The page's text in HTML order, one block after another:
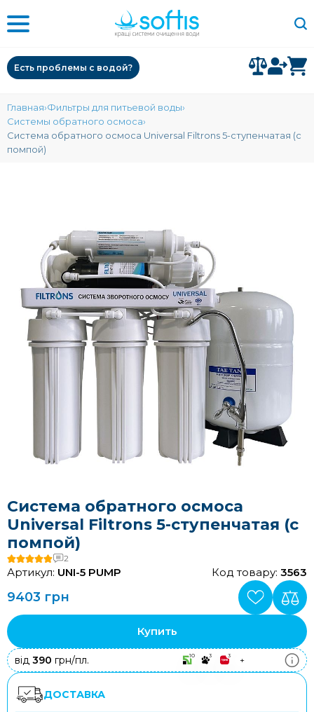
Есть проблемы с водой?
Главная Фильтры для питьевой воды
Системы обратного осмоса
Система обратного осмоса Universal Filtrons 5-ступенчатая (с
помпой)
Система обратного осмоса
Universal Filtrons 5-ступенчатая (с
помпой)
2
Артикул: UNI-5 PUMP Код товару: 3563
9403 грн
Купить
від 390 грн/пл. 10 3 3 +
ДОСТАВКА